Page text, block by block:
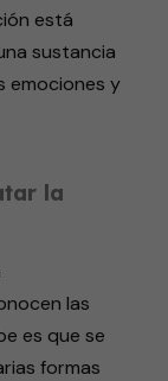
está
sustancia
emociones y
la
las
es que se
formas